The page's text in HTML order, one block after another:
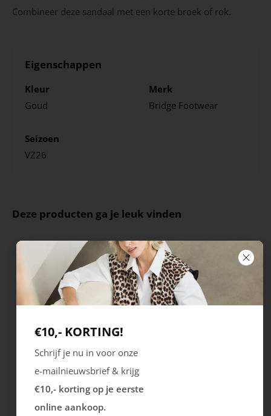
Combineer deze sandaal met een korte broek of rok.
Eigenschappen
Kleur
Goud
Merk
Bridge Footwear
Seizoen
VZ26
Deze producten ga je leuk vinden
Rieker
Cristallino
99.99
€10,- KORTING!
Schrijf je nu in voor onze
e-mailnieuwsbrief & krijg
€10,- korting op je eerste
online aankoop.